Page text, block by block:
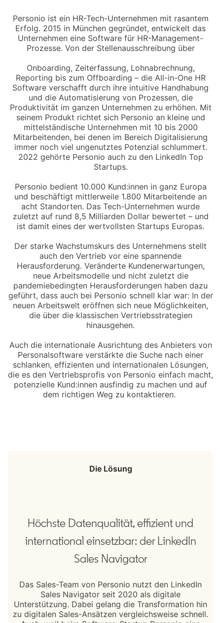
Personio ist ein HR-Tech-Unternehmen mit rasantem
Erfolg. 2015 in München gegründet, entwickelt das
Unternehmen eine Software für HR-Management-
Prozesse. Von der Stellenausschreibung über
Onboarding, Zeiterfassung, Lohnabrechnung,
Reporting bis zum Offboarding – die All-in-One HR
Software verschafft durch ihre intuitive Handhabung
und die Automatisierung von Prozessen, die
Produktivität im ganzen Unternehmen zu erhöhen. Mit
seinem Produkt richtet sich Personio an kleine und
mittelständische Unternehmen mit 10 bis 2000
Mitarbeitenden, bei denen im Bereich Digitalisierung
immer noch viel ungenutztes Potenzial schlummert.
2022 gehörte Personio auch zu den LinkedIn Top
Startups.
Personio bedient 10.000 Kund:innen in ganz Europa
und beschäftigt mittlerweile 1.800 Mitarbeitende an
acht Standorten. Das Tech-Unternehmen wurde
zuletzt auf rund 8,5 Milliarden Dollar bewertet – und
ist damit eines der wertvollsten Startups Europas.
Der starke Wachstumskurs des Unternehmens stellt
auch den Vertrieb vor eine spannende
Herausforderung. Veränderte Kundenerwartungen,
neue Arbeitsmodelle und nicht zuletzt die
pandemiebedingten Herausforderungen haben dazu
geführt, dass auch bei Personio schnell klar war: In der
neuen Arbeitswelt eröffnen sich neue Möglichkeiten,
die über die klassischen Vertriebsstrategien
hinausgehen.
Auch die internationale Ausrichtung des Anbieters von
Personalsoftware verstärkte die Suche nach einer
schlanken, effizienten und internationalen Lösungen,
die es den Vertriebsprofis von Personio einfach macht,
potenzielle Kund:innen ausfindig zu machen und auf
dem richtigen Weg zu kontaktieren.
Die Lösung
Höchste Datenqualität, effizient und
international einsetzbar: der LinkedIn
Sales Navigator
Das Sales-Team von Personio nutzt den LinkedIn
Sales Navigator seit 2020 als digitale
Unterstützung. Dabei gelang die Transformation hin
zu digitalen Sales-Ansätzen vergleichsweise schnell.